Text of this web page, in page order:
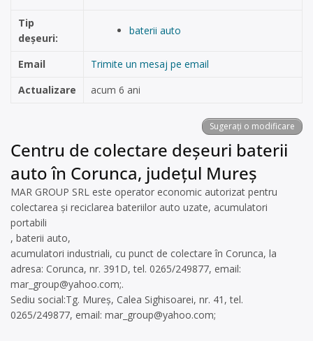
Tip
deșeuri:
baterii auto
Email
Trimite un mesaj pe email
Actualizare
acum 6 ani
Sugerați o modificare
Centru de colectare deșeuri baterii
auto în Corunca, județul Mureș
MAR GROUP SRL este operator economic autorizat pentru
colectarea și reciclarea bateriilor auto uzate, acumulatori
portabili
, baterii auto,
acumulatori industriali, cu punct de colectare în Corunca, la
adresa: Corunca, nr. 391D, tel. 0265/249877, email:
mar_group@yahoo.com;.
Sediu social:Tg. Mureș, Calea Sighisoarei, nr. 41, tel.
0265/249877, email: mar_group@yahoo.com;